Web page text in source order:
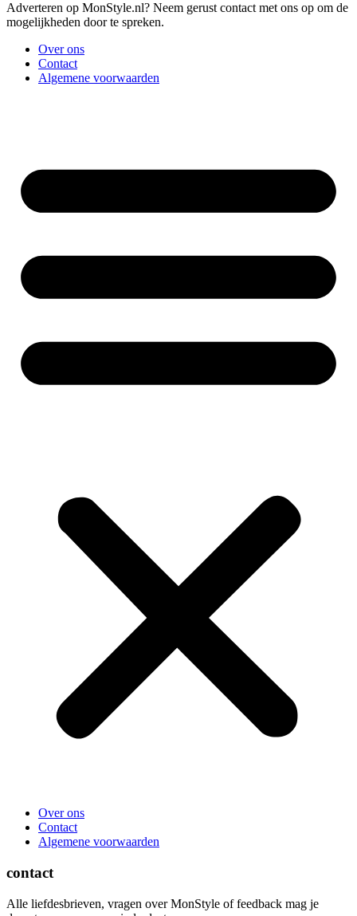
Adverteren op MonStyle.nl? Neem gerust contact met ons op om de
mogelijkheden door te spreken.
Over ons
Contact
Algemene voorwaarden
Over ons
Contact
Algemene voorwaarden
contact
Alle liefdesbrieven, vragen over MonStyle of feedback mag je